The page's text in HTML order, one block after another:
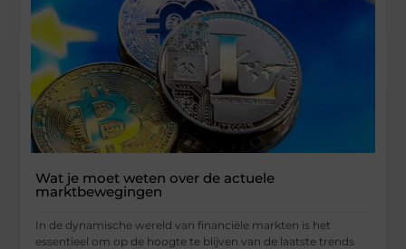
Wat je moet weten over de actuele
marktbewegingen
In de dynamische wereld van financiële markten is het
essentieel om op de hoogte te blijven van de laatste trends